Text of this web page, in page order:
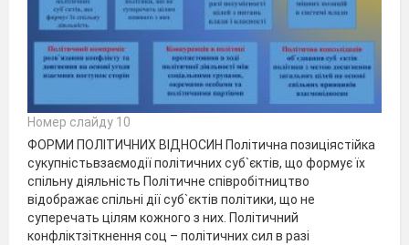
Номер слайду 10
ФОРМИ ПОЛІТИЧНИХ ВІДНОСИН Політична позиціястійка
сукупністьвзаємодії політичних суб`єктів, що формує їх
спільну діяльність Політичне співробітництво
відображає спільні дії суб`єктів політики, що не
суперечать цілям кожного з них. Політичний
конфліктзіткнення соц – політичних сил в разі